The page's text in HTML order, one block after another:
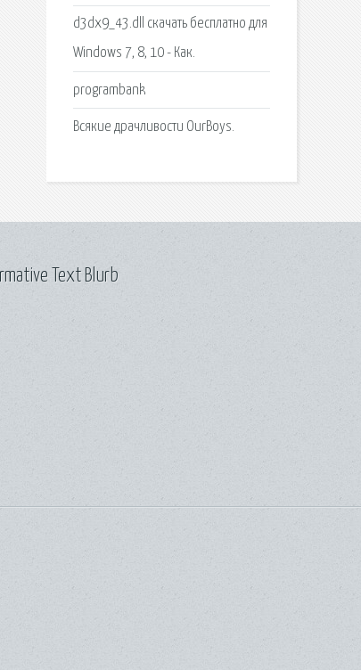
d3dx9_43.dll скачать бесплатно для
Windows 7, 8, 10 - Как.
programbank
Всякие драчливости OurBoys.
Text Blurb